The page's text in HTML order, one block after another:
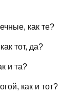
как те?
тот, да?
и та?
как и тот?